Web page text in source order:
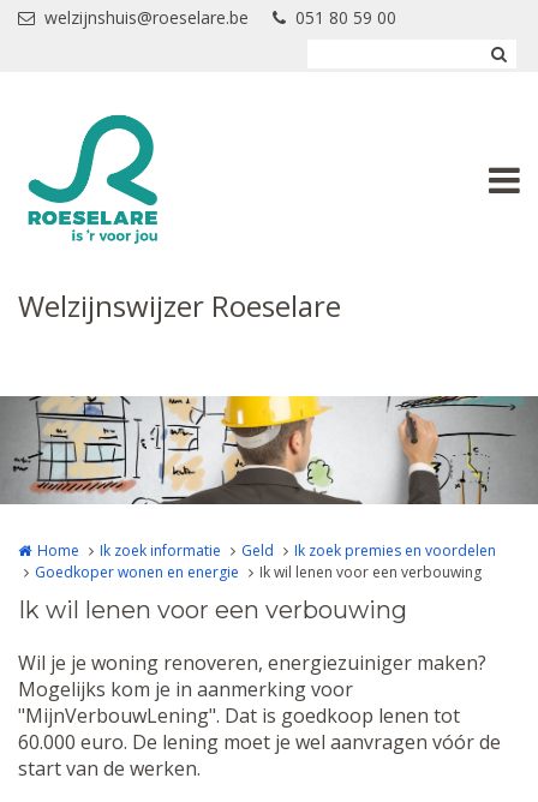
Overslaan en naar de inhoud gaan
welzijnshuis@roeselare.be 051 80 59 00
Welzijnswijzer Roeselare
Home Ik zoek informatie Geld
Ik zoek premies en voordelen
Goedkoper wonen en energie
Ik wil lenen voor een verbouwing
Ik wil lenen voor een verbouwing
Wil je je woning renoveren, energiezuiniger maken?
Mogelijks kom je in aanmerking voor
"MijnVerbouwLening". Dat is goedkoop lenen tot
60.000 euro. De lening moet je wel aanvragen vóór de
start van de werken.